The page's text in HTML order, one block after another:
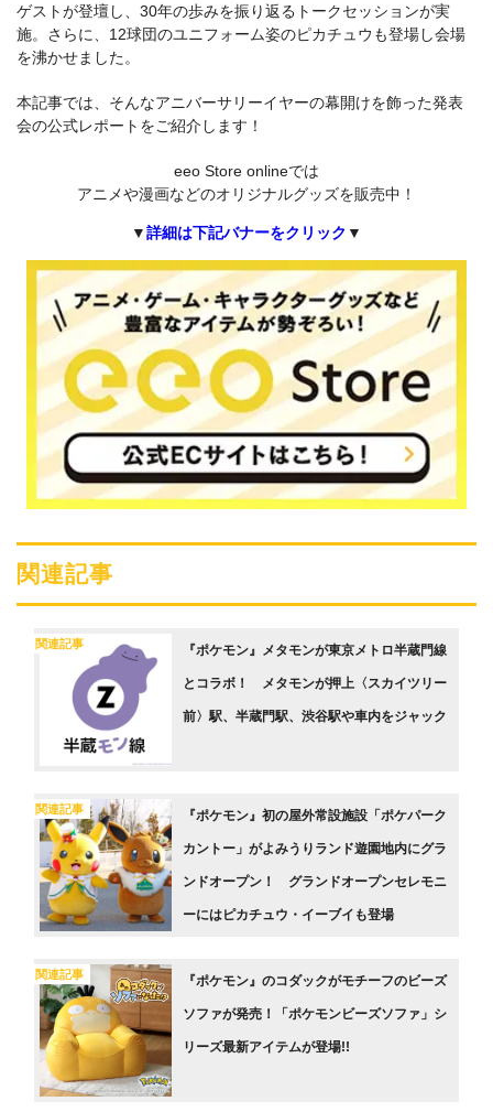
ゲストが登壇し、30年の歩みを振り返るトークセッションが実
施。さらに、12球団のユニフォーム姿のピカチュウも登場し会場
を沸かせました。
本記事では、そんなアニバーサリーイヤーの幕開けを飾った発表
会の公式レポートをご紹介します！
eeo Store onlineでは
アニメや漫画などのオリジナルグッズを販売中！
▼詳細は下記バナーをクリック ▼
関連記事
関連記事 『ポケモン』メタモンが東京メトロ半蔵門線
とコラボ！ メタモンが押上〈スカイツリー
前〉駅、半蔵門駅、渋谷駅や車内をジャック
関連記事 『ポケモン』初の屋外常設施設「ポケパーク
カントー」がよみうりランド遊園地内にグラ
ンドオープン！ グランドオープンセレモニ
ーにはピカチュウ・イーブイも登場
関連記事 『ポケモン』のコダックがモチーフのビーズ
ソファが発売！「ポケモンビーズソファ」シ
リーズ最新アイテムが登場!!